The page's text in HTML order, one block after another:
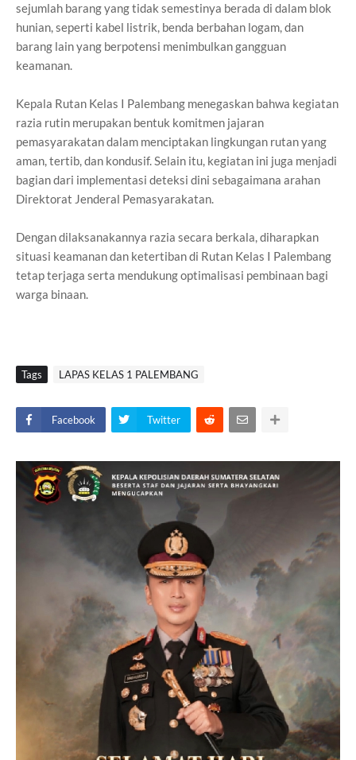
sejumlah barang yang tidak semestinya berada di dalam blok
hunian, seperti kabel listrik, benda berbahan logam, dan
barang lain yang berpotensi menimbulkan gangguan
keamanan.
Kepala Rutan Kelas I Palembang menegaskan bahwa kegiatan
razia rutin merupakan bentuk komitmen jajaran
pemasyarakatan dalam menciptakan lingkungan rutan yang
aman, tertib, dan kondusif. Selain itu, kegiatan ini juga menjadi
bagian dari implementasi deteksi dini sebagaimana arahan
Direktorat Jenderal Pemasyarakatan.
Dengan dilaksanakannya razia secara berkala, diharapkan
situasi keamanan dan ketertiban di Rutan Kelas I Palembang
tetap terjaga serta mendukung optimalisasi pembinaan bagi
warga binaan.
Tags LAPAS KELAS 1 PALEMBANG
Facebook Twitter